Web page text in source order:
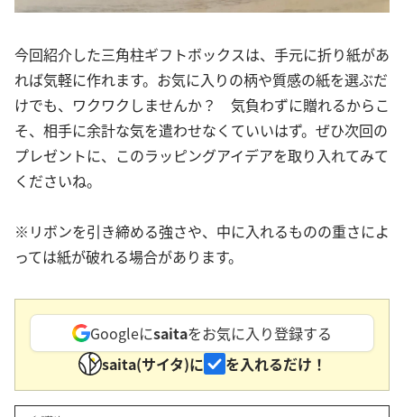
今回紹介した三角柱ギフトボックスは、手元に折り紙があ
れば気軽に作れます。お気に入りの柄や質感の紙を選ぶだ
けでも、ワクワクしませんか？ 気負わずに贈れるからこ
そ、相手に余計な気を遣わせなくていいはず。ぜひ次回の
プレゼントに、このラッピングアイデアを取り入れてみて
くださいね。
※リボンを引き締める強さや、中に入れるものの重さによ
っては紙が破れる場合があります。
Googleにsaitaをお気に入り登録する
saita(サイタ)に
を入れるだけ！